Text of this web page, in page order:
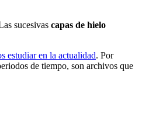
sucesivas capas de hielo
estudiar en la actualidad. Por
de tiempo, son archivos que